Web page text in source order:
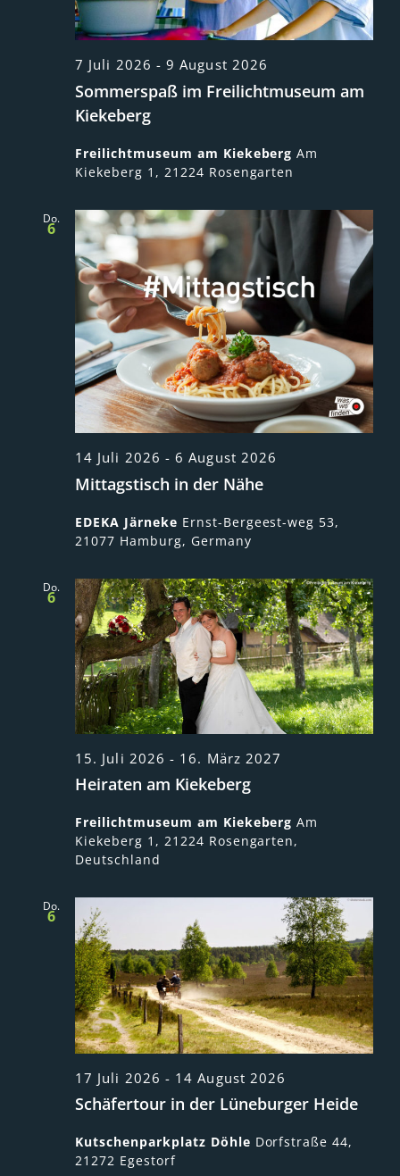
7 Juli 2026 -9 August 2026
Sommerspaß im Freilichtmuseum am
Kiekeberg
Freilichtmuseum am KiekebergAm
Kiekeberg 1, 21224 Rosengarten
Do.
6
14 Juli 2026 -6 August 2026
Mittagstisch in der Nähe
EDEKA Järneke Ernst-Bergeest-weg 53,
21077 Hamburg, Germany
Do.
6
15. Juli 2026 - 16. März 2027
Heiraten am Kiekeberg
Freilichtmuseum am KiekebergAm
Kiekeberg 1, 21224 Rosengarten,
Deutschland
Do.
6
17 Juli 2026 - 14 August 2026
Schäfertour in der Lüneburger Heide
Kutschenparkplatz Döhle Dorfstraße 44,
21272 Egestorf